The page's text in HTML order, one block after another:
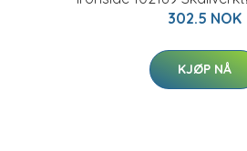
302.5 NOK
KJØP NÅ